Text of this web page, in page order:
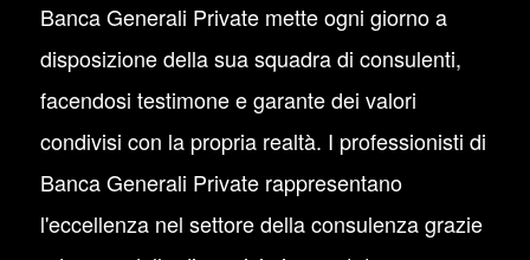
Banca Generali Private mette ogni giorno a
disposizione della sua squadra di consulenti,
facendosi testimone e garante dei valori
condivisi con la propria realtà. I professionisti di
Banca Generali Private rappresentano
l'eccellenza nel settore della consulenza grazie